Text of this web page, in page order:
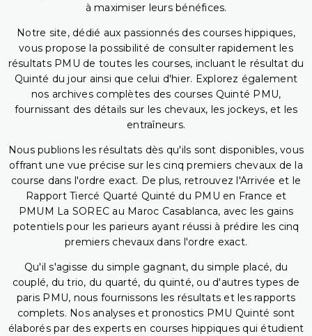
à maximiser leurs bénéfices.
Notre site, dédié aux passionnés des courses hippiques,
vous propose la possibilité de consulter rapidement les
résultats PMU de toutes les courses, incluant le résultat du
Quinté du jour ainsi que celui d'hier. Explorez également
nos archives complètes des courses Quinté PMU,
fournissant des détails sur les chevaux, les jockeys, et les
entraîneurs.
Nous publions les résultats dès qu'ils sont disponibles, vous
offrant une vue précise sur les cinq premiers chevaux de la
course dans l'ordre exact. De plus, retrouvez l'Arrivée et le
Rapport Tiercé Quarté Quinté du PMU en France et
PMUM La SOREC au Maroc Casablanca, avec les gains
potentiels pour les parieurs ayant réussi à prédire les cinq
premiers chevaux dans l'ordre exact.
Qu'il s'agisse du simple gagnant, du simple placé, du
couplé, du trio, du quarté, du quinté, ou d'autres types de
paris PMU, nous fournissons les résultats et les rapports
complets. Nos analyses et pronostics PMU Quinté sont
élaborés par des experts en courses hippiques qui étudient